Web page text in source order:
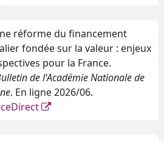
réforme du financement
fondée sur la valeur : enjeux
pour la France.
de l'Académie Nationale de
. En ligne 2026/06.